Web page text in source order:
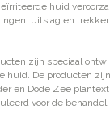
huid
uitslag en
zijn speciaal
huid. De producten
en Dode Zee
voor de